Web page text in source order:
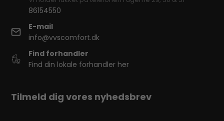
86154550
E-mail
info@vvscomfort.dk
Find forhandler
Find din lokale forhandler her
Tilmeld dig vores nyhedsbrev